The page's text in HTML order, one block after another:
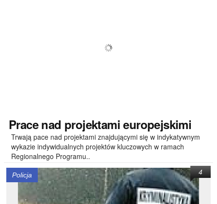
Pracenad projektami europejskimi
Trwają pace nad projektami znajdującymi się w indykatywnym
wykazie indywidualnych projektów kluczowych w ramach
Regionalnego Programu..
Policja 4